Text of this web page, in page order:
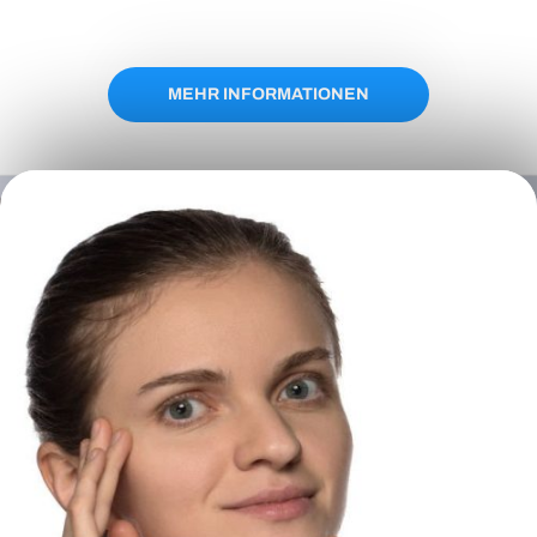
MEHR INFORMATIONEN